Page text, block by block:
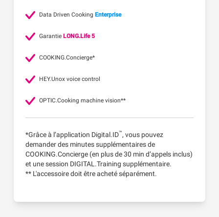
Data Driven Cooking Enterprise
Garantie LONG.Life 5
COOKING.Concierge*
HEY.Unox voice control
OPTIC.Cooking machine vision**
*Grâce à l’application Digital.ID™, vous pouvez
demander des minutes supplémentaires de
COOKING.Concierge (en plus de 30 min d’appels inclus)
et une session DIGITAL.Training supplémentaire.
** L'accessoire doit être acheté séparément.